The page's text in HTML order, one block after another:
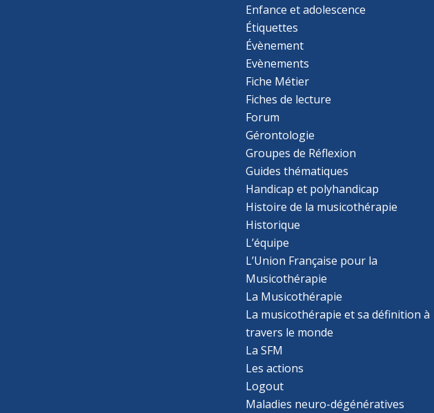
Enfance et adolescence
Étiquettes
Évènement
Evènements
Fiche Métier
Fiches de lecture
Forum
Gérontologie
Groupes de Réflexion
Guides thématiques
Handicap et polyhandicap
Histoire de la musicothérapie
Historique
L’équipe
L’Union Française pour la
Musicothérapie
La Musicothérapie
La musicothérapie et sa définition à
travers le monde
La SFM
Les actions
Logout
Maladies neuro-dégénératives